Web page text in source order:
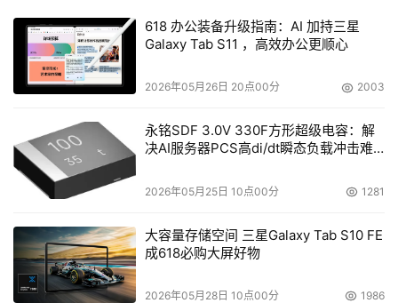
618 办公装备升级指南：AI 加持三星
Galaxy Tab S11 ，高效办公更顺心
2026年05月26日 20点00分 2003
永铭SDF 3.0V 330F方形超级电容：解
决AI服务器PCS高di/dt瞬态负载冲击难
2026年05月25日 10点00分 1281
大容量存储空间 三星Galaxy Tab S10 FE
成618必购大屏好物
2026年05月28日 10点00分 1986